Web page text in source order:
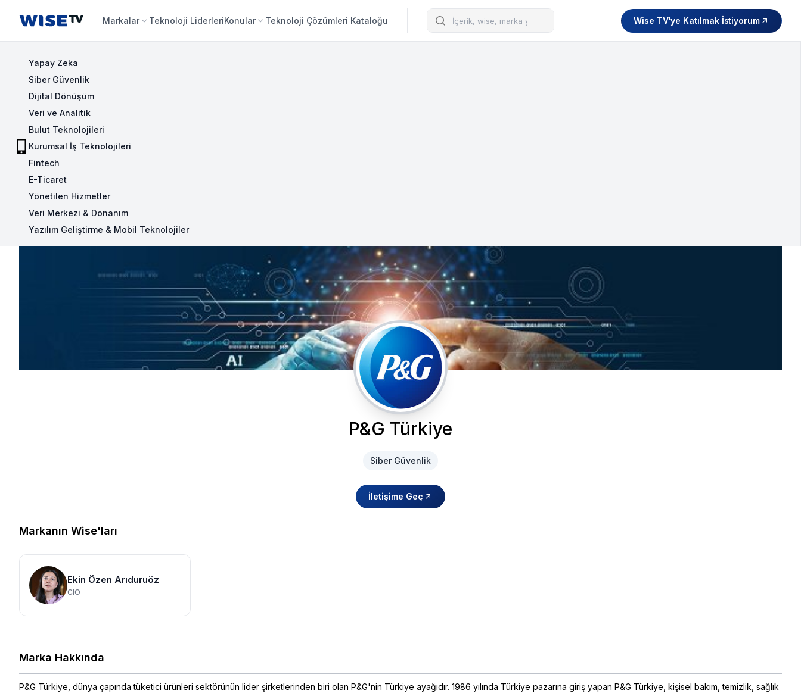
Wise TV Markalar Teknoloji LiderleriKonular Teknoloji Çözümleri Kataloğu Arama Wise TV'ye Katılmak İstiyorum
Yapay Zeka
Siber Güvenlik
Dijital Dönüşüm
Veri ve Analitik
Bulut Teknolojileri
Kurumsal İş Teknolojileri
Fintech
E-Ticaret
Yönetilen Hizmetler
Veri Merkezi & Donanım
Yazılım Geliştirme & Mobil Teknolojiler
P&G Türkiye
Siber Güvenlik
İletişime Geç
Markanın Wise'ları
Ekin Özen Arıduruöz
CIO
Marka Hakkında
P&G Türkiye, dünya çapında tüketici ürünleri sektörünün lider şirketlerinden biri olan P&G'nin Türkiye ayağıdır. 1986 yılında Türkiye pazarına giriş yapan P&G Türkiye, kişisel bakım, temizlik, sağlık